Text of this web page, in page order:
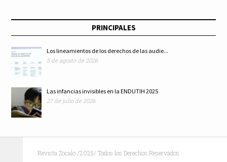
PRINCIPALES
Los lineamientos de los derechos de las audie...
5 de agosto de 2026
Las infancias invisibles en la ENDUTIH 2025
27 de julio de 2026
Revista Zocalo /2025/ Todos los Derechos Reservados